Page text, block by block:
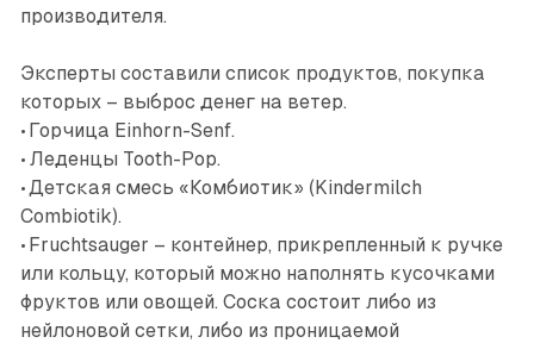
производителя.
Эксперты составили список продуктов, покупка
которых – выброс денег на ветер.
• Горчица Einhorn-Senf.
• Леденцы Tooth-Pop.
• Детская смесь «Комбиотик» (Kindermilch
Combiotik).
• Fruchtsauger – контейнер, прикрепленный к ручке
или кольцу, который можно наполнять кусочками
фруктов или овощей. Соска состоит либо из
нейлоновой сетки, либо из проницаемой